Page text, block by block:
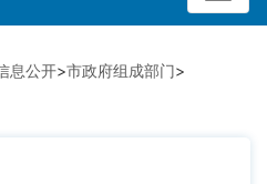
息公开>市政府组成部门>